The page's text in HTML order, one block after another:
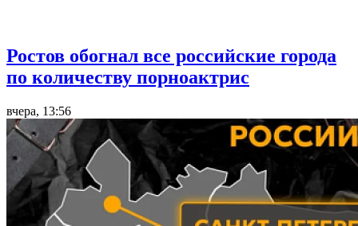
Ростов обогнал все российские города
по количеству порноактрис
вчера, 13:56